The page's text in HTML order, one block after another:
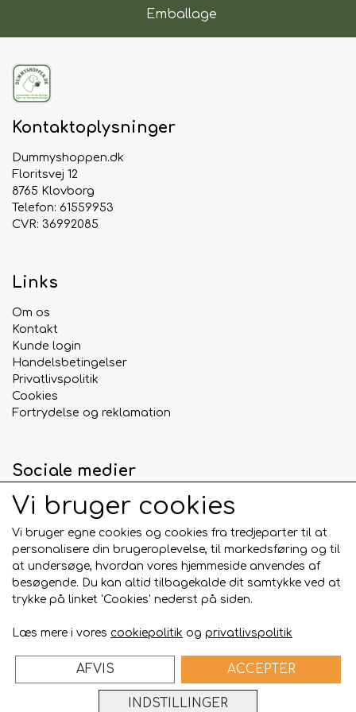
Perfekt som belønning eller lille tyggesnack
Tørret okseluftrør er en populær snack blandt
hunde i alle størrelser og er et oplagt valg, når du
masser af smag og tyggeglæde.
Emballage
Kontaktoplysninger
Dummyshoppen.dk
Floritsvej 12
8765 Klovborg
Telefon: 61559953
CVR: 36992085
Links
Om os
Kontakt
Kunde login
Handelsbetingelser
Privatlivspolitik
Cookies
Fortrydelse og reklamation
Sociale medier
Betalingskort
Bygget på ideal.shop
Vi bruger cookies
Vi bruger egne cookies og cookies fra tredjeparter til at
personalisere din brugeroplevelse, til markedsføring og til
at undersøge, hvordan vores hjemmeside anvendes af
besøgende. Du kan altid tilbagekalde dit samtykke ved at
trykke på linket 'Cookies' nederst på siden.
Læs mere i vores cookiepolitik og privatlivspolitik
INDSTILLINGER
AFVIS ACCEPTER